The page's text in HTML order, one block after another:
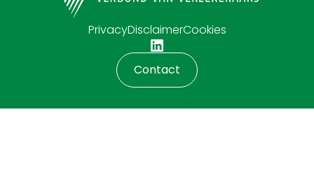
PrivacyDisclaimerCookies
Contact